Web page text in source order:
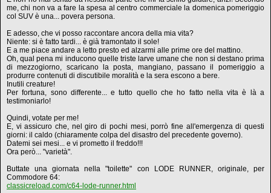
me, chi non va a fare la spesa al centro commerciale la domenica pomeriggio
col SUV è una... povera persona.
E adesso, che vi posso raccontare ancora della mia vita?
Niente: si è fatto tardi... è già tramontato il sole!
E a me piace andare a letto presto ed alzarmi alle prime ore del mattino.
Oh, qual pena mi inducono quelle triste larve umane che non si destano prima
di mezzogiorno, scaricano la posta, mangiano, passano il pomeriggio a
produrre contenuti di discutibile moralità e la sera escono a bere.
Inutili creature!
Per fortuna, sono differente... e tutto quello che ho fatto nella vita è là a
testimoniarlo!
Quindi, votate per me!
E, vi assicuro che, nel giro di pochi mesi, porrò fine all'emergenza di questi
giorni: il caldo (chiaramente colpa del disastro del precedente governo).
Datemi sei mesi... e vi prometto il freddo!!!
Ora però... "varietà".
Buttate una giornata nella "toilette" con LODE RUNNER, originale, per
Commodore 64:
classicreload.com/c64-lode-runner.html